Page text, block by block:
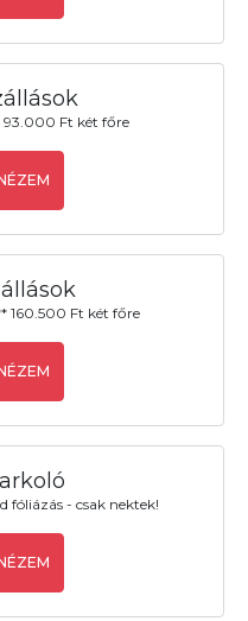
93.000 Ft két főre
160.500 Ft két főre
fóliázás - csak nektek!